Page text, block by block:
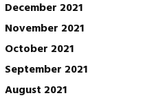
December 2021
November 2021
October 2021
September 2021
August 2021